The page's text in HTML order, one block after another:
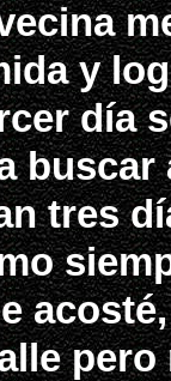
y
día
tres